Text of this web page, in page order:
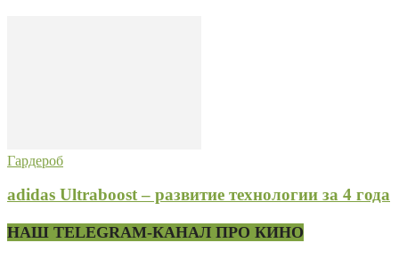
Гардероб
adidas Ultraboost – развитие технологии за 4 года
НАШ TELEGRAM-КАНАЛ ПРО КИНО